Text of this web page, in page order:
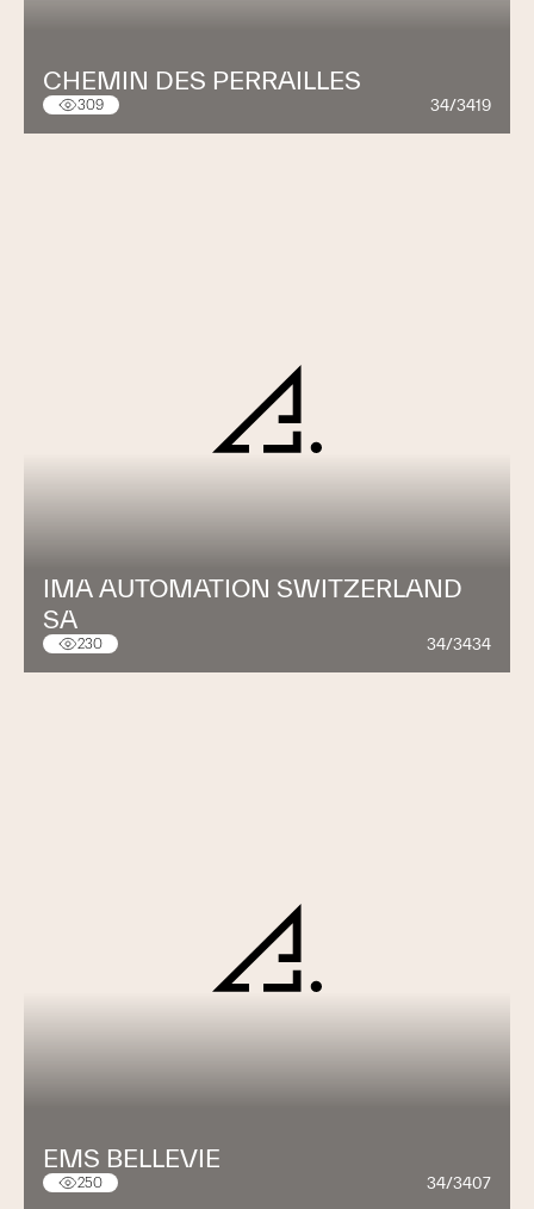
CHEMIN DES PERRAILLES
309 34/3419
IMA AUTOMATION SWITZERLAND
SA
230 34/3434
EMS BELLEVIE
250 34/3407